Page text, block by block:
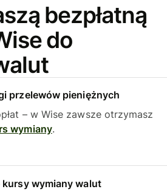
bezpłatną
do
przelewów pieniężnych
– w Wise zawsze otrzymasz
wymiany.
kursy wymiany walut